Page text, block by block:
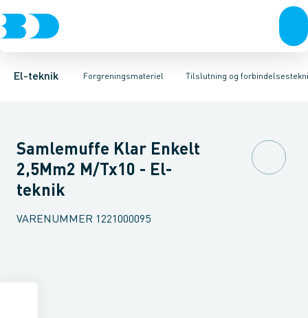
El-teknik Forgreningsmateriel
Afbrydere, stikkontakter & lampeudtagForgreningsmateriel
Tilslutning og
KabelgennemføringsmaterielRækkeklemmerTilslutning og
Krone- og samlemuffeTapePreskabelsko AL Isoleret
Samlemuffe Klar Enkelt
2,5Mm2 M/Tx10 - El-
teknik
VARENUMMER 1221000095